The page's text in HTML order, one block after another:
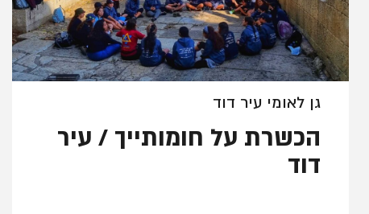
גן לאומי עיר דוד
הכשרת על חומותייך / עיר
דוד